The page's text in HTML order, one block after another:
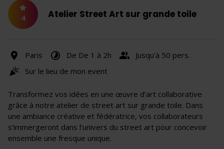
4 Atelier Street Art sur grande toile
Paris De De 1 à 2h
Jusqu'à 50 pers.
Sur le lieu de mon event
Transformez vos idées en une œuvre d’art collaborative
grâce à notre atelier de street art sur grande toile. Dans
une ambiance créative et fédératrice, vos collaborateurs
s’immergeront dans l’univers du street art pour concevoir
ensemble une fresque unique.